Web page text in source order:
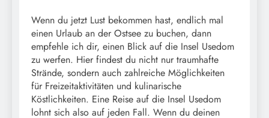
Wenn du jetzt Lust bekommen hast, endlich mal
einen Urlaub an der Ostsee zu buchen, dann
empfehle ich dir, einen Blick auf die Insel Usedom
zu werfen. Hier findest du nicht nur traumhafte
Strände, sondern auch zahlreiche Möglichkeiten
für Freizeitaktivitäten und kulinarische
Köstlichkeiten. Eine Reise auf die Insel Usedom
lohnt sich also auf jeden Fall. Wenn du deinen